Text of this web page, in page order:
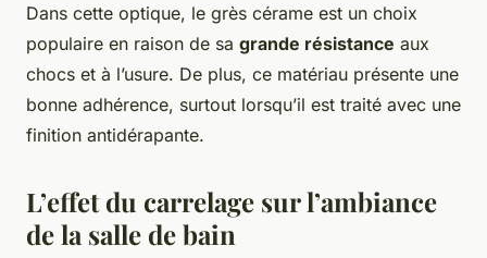
Dans cette optique, le grès cérame est un choix
populaire en raison de sa grande résistance aux
chocs et à l’usure. De plus, ce matériau présente une
bonne adhérence, surtout lorsqu’il est traité avec une
finition antidérapante.
L’effet du carrelage sur l’ambiance
de la salle de bain